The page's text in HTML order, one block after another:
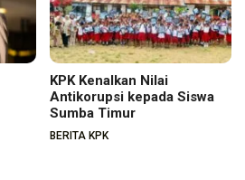
KPK Kenalkan Nilai
Antikorupsi kepada Siswa
Sumba Timur
BERITA KPK